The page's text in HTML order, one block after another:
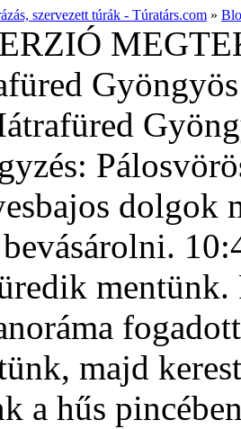
szervezett túrák - Túratárs.com »
Gyöngyös
:
dolgok
majd
a hűs